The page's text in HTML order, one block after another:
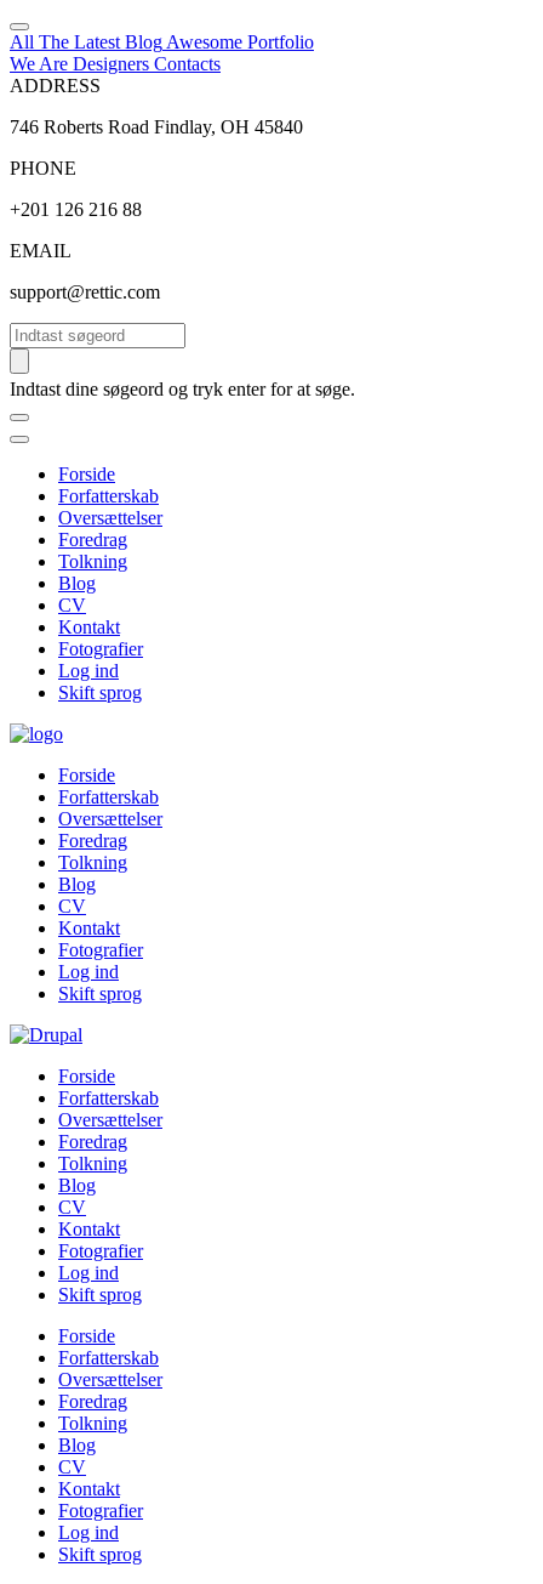
All The Latest Blog Awesome Portfolio
We Are Designers Contacts
ADDRESS
746 Roberts Road Findlay, OH 45840
PHONE
+201 126 216 88
EMAIL
support@rettic.com
Søg
Indtast dine søgeord og tryk enter for at søge.
Forside
Forfatterskab
Oversættelser
Foredrag
Tolkning
Blog
CV
Kontakt
Fotografier
Log ind
Skift sprog
Forside
Forfatterskab
Oversættelser
Foredrag
Tolkning
Blog
CV
Kontakt
Fotografier
Log ind
Skift sprog
Forside
Forfatterskab
Oversættelser
Foredrag
Tolkning
Blog
CV
Kontakt
Fotografier
Log ind
Skift sprog
Forside
Forfatterskab
Oversættelser
Foredrag
Tolkning
Blog
CV
Kontakt
Fotografier
Log ind
Skift sprog